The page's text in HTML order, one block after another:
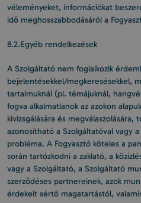
véleményeket, információkat
idő meghosszabbodásáról a
8.2.Egyéb rendelkezések
A Szolgáltató nem foglalkozik
bejelentésekkel/megkeresésekkel,
tartalmuknál (pl. témájuknál,
fogva alkalmatlanok az azokon
kivizsgálására és megválaszolására,
azonosítható a Szolgáltatóval vagy
probléma. A Fogyasztó köteles a
során tartózkodni a zaklató, a
vagy a Szolgáltató, a Szolgáltató
szerződéses partnereinek, azok
érdekeit sértő magatartástól,